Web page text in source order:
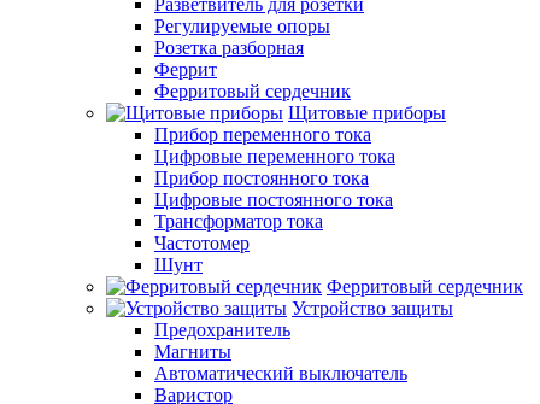
Разветвитель для розетки
Регулируемые опоры
Розетка разборная
Феррит
Ферритовый сердечник
Щитовые приборы
Прибор переменного тока
Цифровые переменного тока
Прибор постоянного тока
Цифровые постоянного тока
Трансформатор тока
Частотомер
Шунт
Ферритовый сердечник
Устройство защиты
Предохранитель
Магниты
Автоматический выключатель
Варистор